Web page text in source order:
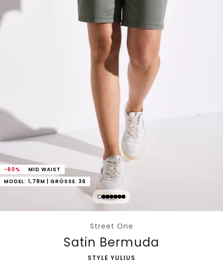
-60%
MID WAIST
MODEL: 1,78M | GRÖSSE: 36
Street One
Satin Bermuda
-
STYLE YULIUS